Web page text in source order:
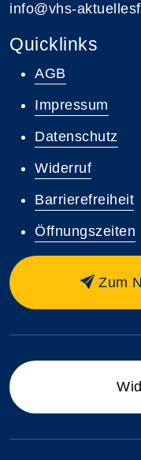
info@vhs-
Quicklinks
AGB
Impressum
Datenschutz
Widerruf
Barrierefreiheit
Öffnungszeiten
Zum